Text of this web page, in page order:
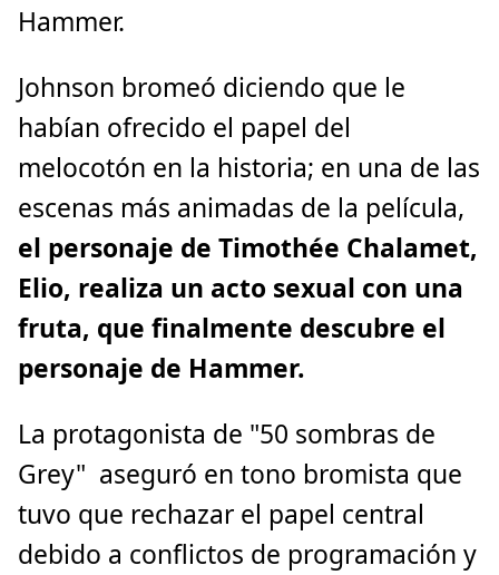
Hammer.
Johnson bromeó diciendo que le
habían ofrecido el papel del
melocotón en la historia; en una de las
escenas más animadas de la película,
el personaje de Timothée Chalamet,
Elio, realiza un acto sexual con una
fruta, que finalmente descubre el
personaje de Hammer.
La protagonista de "50 sombras de
Grey" aseguró en tono bromista que
tuvo que rechazar el papel central
debido a conflictos de programación y